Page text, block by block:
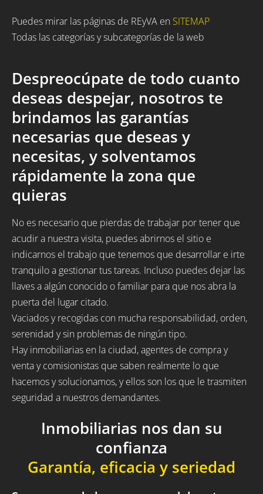
Puedes mirar las páginas de REyVA en SITEMAP
Todas las categorías y subcategorías de la web
Despreocúpate de todo cuanto
deseas despejar, nosotros te
brindamos las garantías
necesarias que deseas y
necesitas, y solventamos
rápidamente la zona que
quieras
No es necesario que pierdas de trabajar por tener que
acudir a nuestra visita, puedes abrirnos el sitio e
indicarnos el trabajo que tenemos que desarrollar e irte
tranquilo a gestionar tus tareas. Incluso puedes dejar las
llaves a algún conocido o familiar para que nos abra la
puerta del lugar citado.
Vaciados y recogidas con mucha responsabilidad, orden,
serenidad y sin problemas de ningún tipo.
Hay inmobiliarias en la ciudad, agentes de compra y
venta y comisionistas que saben realmente lo que
hacemos y solucionamos, y ellos son los que le trasmiten
seguridad a nuestros demandantes.
Inmobiliarias nos dan su
confianza
Garantía, eficacia y seriedad